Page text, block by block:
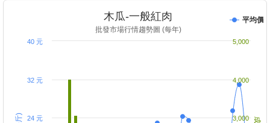
木瓜-一般紅肉
批發市場行情趨勢圖 (每年)
平均價
24 元
32 元
40 元
3,000
4,000
5,000